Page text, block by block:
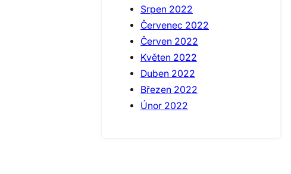
Srpen 2022
Červenec 2022
Červen 2022
Květen 2022
Duben 2022
Březen 2022
Únor 2022